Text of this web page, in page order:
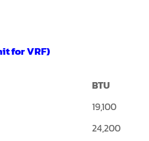
for VRF)
BTU
19,100
24,200